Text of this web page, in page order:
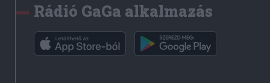
Rádió GaGa alkalmazás